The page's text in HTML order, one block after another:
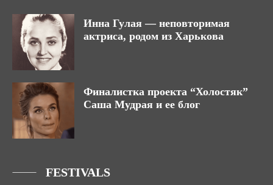
Инна Гулая — неповторимая
актриса, родом из Харькова
Финалистка проекта “Холостяк”
Саша Мудрая и ее блог
FESTIVALS